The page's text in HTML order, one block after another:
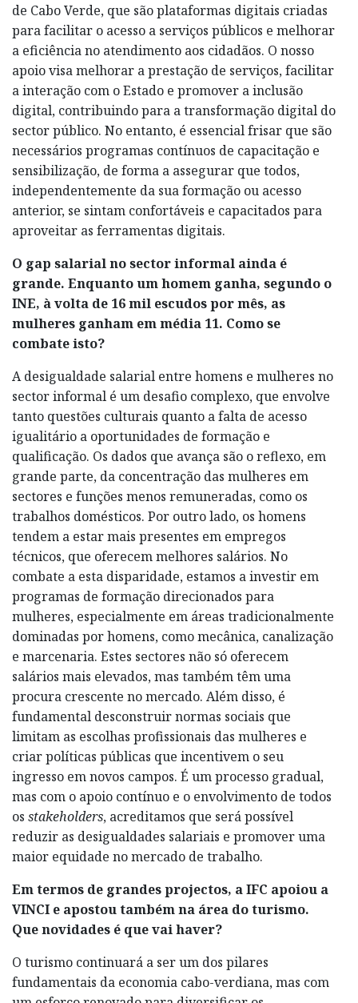
de Cabo Verde, que são plataformas digitais criadas
para facilitar o acesso a serviços públicos e melhorar
a eficiência no atendimento aos cidadãos. O nosso
apoio visa melhorar a prestação de serviços, facilitar
a interação com o Estado e promover a inclusão
digital, contribuindo para a transformação digital do
sector público. No entanto, é essencial frisar que são
necessários programas contínuos de capacitação e
sensibilização, de forma a assegurar que todos,
independentemente da sua formação ou acesso
anterior, se sintam confortáveis e capacitados para
aproveitar as ferramentas digitais.
O gap salarial no sector informal ainda é
grande. Enquanto um homem ganha, segundo o
INE, à volta de 16 mil escudos por mês, as
mulheres ganham em média 11. Como se
combate isto?
A desigualdade salarial entre homens e mulheres no
sector informal é um desafio complexo, que envolve
tanto questões culturais quanto a falta de acesso
igualitário a oportunidades de formação e
qualificação. Os dados que avança são o reflexo, em
grande parte, da concentração das mulheres em
sectores e funções menos remuneradas, como os
trabalhos domésticos. Por outro lado, os homens
tendem a estar mais presentes em empregos
técnicos, que oferecem melhores salários. No
combate a esta disparidade, estamos a investir em
programas de formação direcionados para
mulheres, especialmente em áreas tradicionalmente
dominadas por homens, como mecânica, canalização
e marcenaria. Estes sectores não só oferecem
salários mais elevados, mas também têm uma
procura crescente no mercado. Além disso, é
fundamental desconstruir normas sociais que
limitam as escolhas profissionais das mulheres e
criar políticas públicas que incentivem o seu
ingresso em novos campos. É um processo gradual,
mas com o apoio contínuo e o envolvimento de todos
os stakeholders, acreditamos que será possível
reduzir as desigualdades salariais e promover uma
maior equidade no mercado de trabalho.
Em termos de grandes projectos, a IFC apoiou a
VINCI e apostou também na área do turismo.
Que novidades é que vai haver?
O turismo continuará a ser um dos pilares
fundamentais da economia cabo-verdiana, mas com